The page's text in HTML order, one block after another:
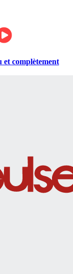
complètement